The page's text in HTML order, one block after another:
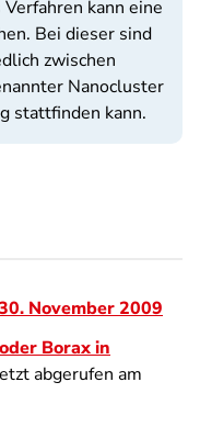
kann eine
Bei dieser sind
zwischen
Nanocluster
stattfinden kann.
November 2009
Borax in
abgerufen am